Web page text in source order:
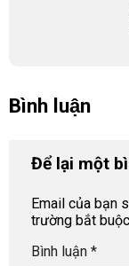
Bình luận
Để lại một
Email của bạn
trường bắt
Bình luận *